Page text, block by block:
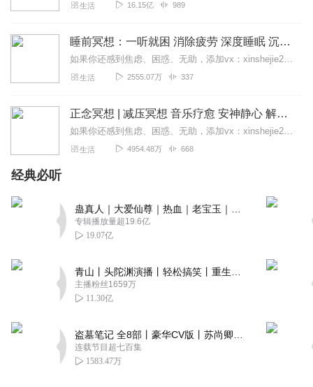
生活 16.15亿 989
睡前冥想：一听就困 消除疲劳 深度睡眠 沉浸体验
如果你还感到焦虑、困惑、无助，添加vx：xinshejie2018、vx公众号：宣萱心伴，与主播宣萱开启心灵交流之旅，共建温暖的精神家园！如果你喜欢我的内容，请...
生活 2555.07万 337
正念冥想 | 减压冥想 音乐疗愈 安神静心 解郁降噪
如果你还感到焦虑、困惑、无助，添加vx：xinshejie2018、vx公众号：宣萱心伴，与主播宣萱开启心灵交流之旅，共建温暖的精神家园！如果你喜欢我的内容，请...
生活 4954.48万 668
经典必听
专辑播放量超19.6亿
19.07亿
主播粉丝1659万
11.30亿
连载节目超七百集
1583.47万